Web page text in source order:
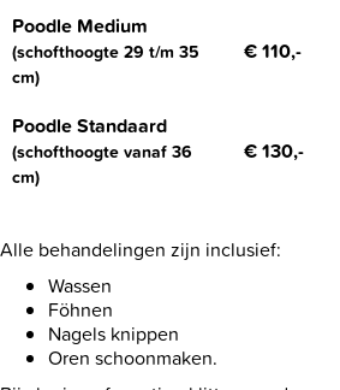
Poodle Medium
(schofthoogte 29 t/m 35
cm)
€ 110,-
Poodle Standaard
(schofthoogte vanaf 36
cm)
€ 130,-
Alle behandelingen zijn inclusief:
Wassen
Föhnen
Nagels knippen
Oren schoonmaken.